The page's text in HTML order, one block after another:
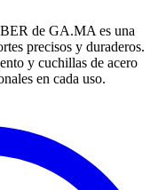
de GA.MA es una
precisos y duraderos.
y cuchillas de acero
en cada uso.